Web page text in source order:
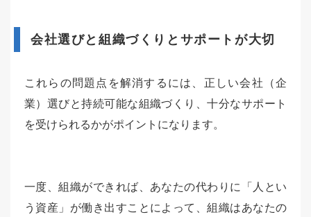
会社選びと組織づくりとサポートが大切
これらの問題点を解消するには、正しい会社（企
業）選びと持続可能な組織づくり、十分なサポート
を受けられるかがポイントになります。
一度、組織ができれば、あなたの代わりに「人とい
う資産」が働き出すことによって、組織はあなたの